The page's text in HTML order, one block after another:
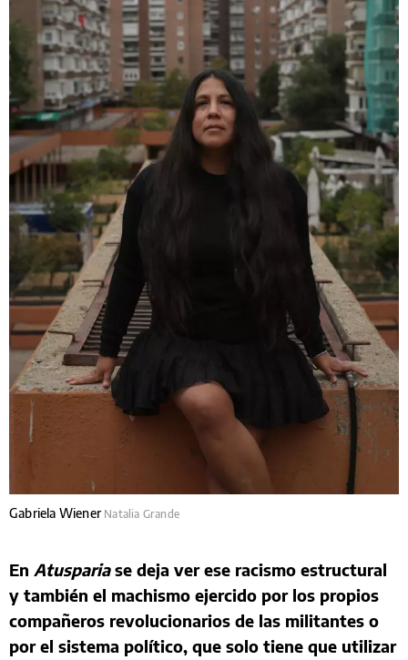
Gabriela Wiener Natalia Grande
En Atuspariase deja ver ese racismo estructural
y también el machismo ejercido por los propios
compañeros revolucionarios de las militantes o
por el sistema político, que solo tiene que utilizar